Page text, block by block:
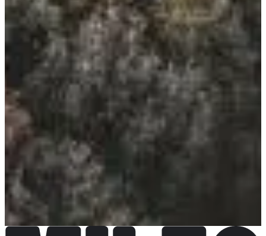
Pas encore communiquées
Plus d'info
Plus d'info
Organisateur
Voir le site web Voir le compte Instagram
Voir la page
Facebook
Choisir une Course
Randonnée 6 jours Session 1 Date à confirmer
Randonnée 6 jours session 2
Plus d'info
Plus d'info
Randonnée 6 jours session 3
Plus d'info